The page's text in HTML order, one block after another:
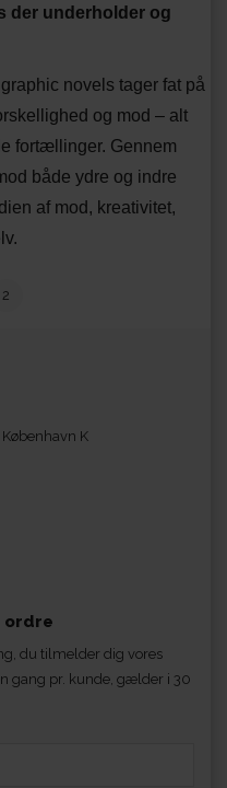
der underholder og
novels tager fat på
og mod – alt
fortællinger. Gennem
både ydre og indre
af mod, kreativitet,
2
K
ordre
du tilmelder dig vores
gang pr. kunde, gælder i 30